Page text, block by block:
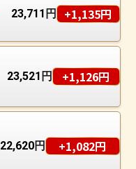
23,711 円 +1,135円
23,521 円 +1,126円
22,620円 +1,082円